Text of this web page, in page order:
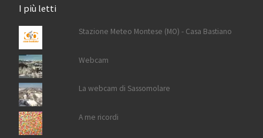
I più letti
Stazione Meteo Montese (MO) - Casa Bastiano
Webcam
La webcam di Sassomolare
A me ricordi